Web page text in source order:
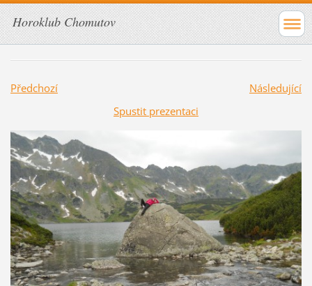
Horoklub Chomutov
Předchozí
Následující
Spustit prezentaci